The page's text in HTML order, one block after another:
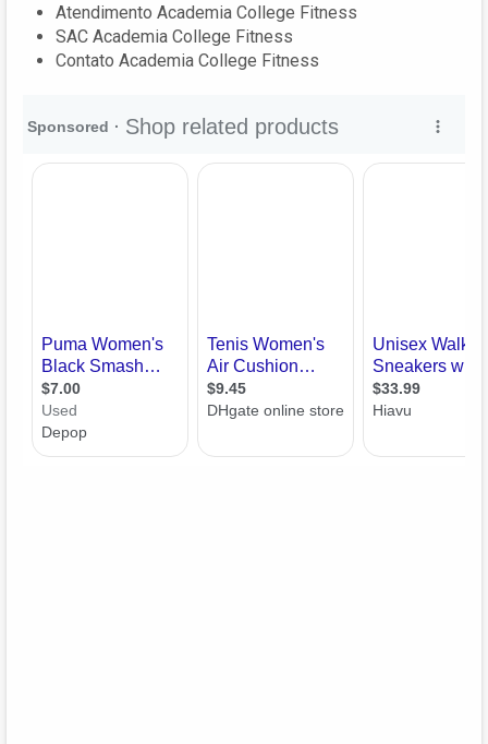
Atendimento Academia College Fitness
SAC Academia College Fitness
Contato Academia College Fitness